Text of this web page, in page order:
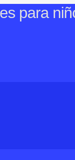
para